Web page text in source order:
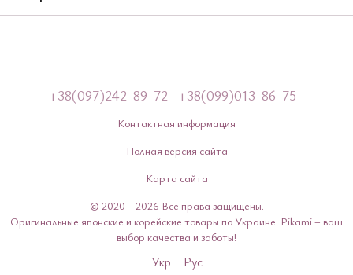
+38(097)242-89-72 +38(099)013-86-75
Контактная информация
Полная версия сайта
Карта сайта
© 2020—2026 Все права защищены.
Оригинальные японские и корейские товары по Украине. Pikami – ваш
выбор качества и заботы!
Укр Рус